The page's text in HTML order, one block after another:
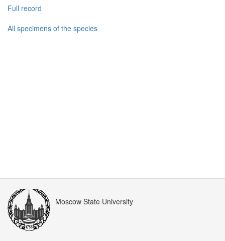
Full record
All specimens of the species
Moscow State University